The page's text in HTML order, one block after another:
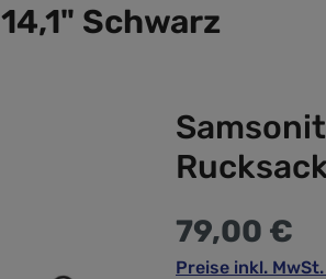
Schwarz
79,00 €
Preise inkl.